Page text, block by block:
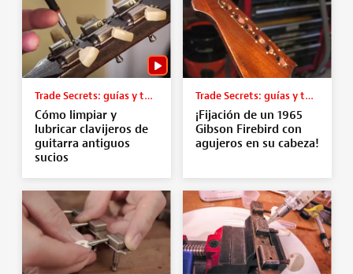
Trade Secrets: guías y tutoriales
Cómo limpiar y
lubricar clavijeros de
guitarra antiguos
sucios
Trade Secrets: guías y tutoriales
¡Fijación de un 1965
Gibson Firebird con
agujeros en su cabeza!